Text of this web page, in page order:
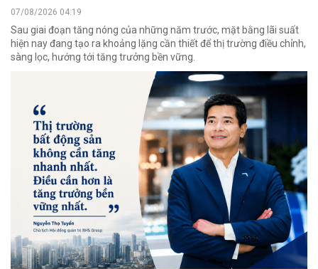
07/08/2026 04:19
Sau giai đoạn tăng nóng của những năm trước, mặt bằng lãi suất
hiện nay đang tạo ra khoảng lặng cần thiết để thị trường điều chỉnh,
sàng lọc, hướng tới tăng trưởng bền vững.